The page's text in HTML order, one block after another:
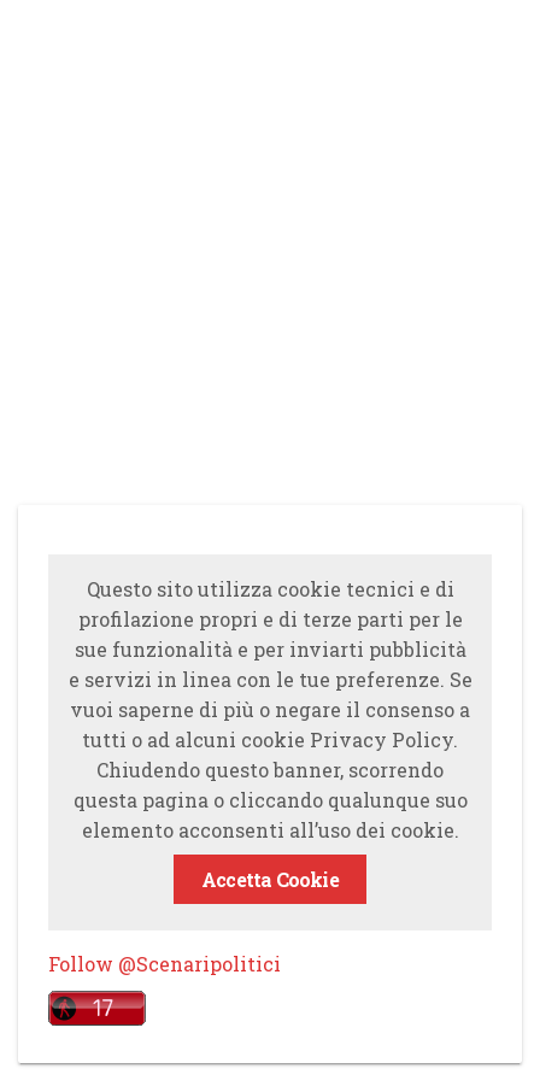
Questo sito utilizza cookie tecnici e di
profilazione propri e di terze parti per le
sue funzionalità e per inviarti pubblicità
e servizi in linea con le tue preferenze. Se
vuoi saperne di più o negare il consenso a
tutti o ad alcuni cookie Privacy Policy.
Chiudendo questo banner, scorrendo
questa pagina o cliccando qualunque suo
elemento acconsenti all’uso dei cookie.
Accetta Cookie
Follow @Scenaripolitici